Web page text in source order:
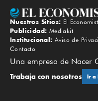
Nuestros Sitios: El
Publicidad: Mediakit
Institucional: Aviso de
Contacto
Una empresa de Nacer
Trabaja con nosotros Ir